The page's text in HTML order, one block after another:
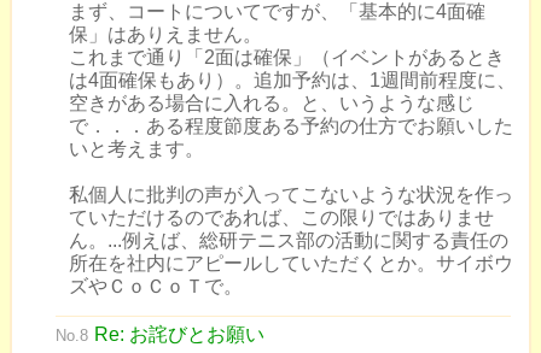
まず、コートについてですが、「基本的に4面確
保」はありえません。
これまで通り「2面は確保」（イベントがあるとき
は4面確保もあり）。追加予約は、1週間前程度に、
空きがある場合に入れる。と、いうような感じ
で．．．ある程度節度ある予約の仕方でお願いした
いと考えます。
私個人に批判の声が入ってこないような状況を作っ
ていただけるのであれば、この限りではありませ
ん。...例えば、総研テニス部の活動に関する責任の
所在を社内にアピールしていただくとか。サイボウ
ズやＣｏＣｏＴで。
No.8 Re: お詫びとお願い